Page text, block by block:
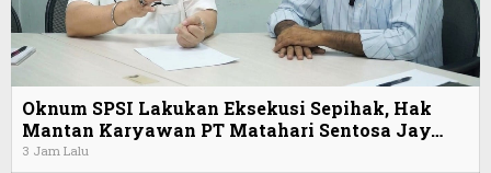
Oknum SPSI Lakukan Eksekusi Sepihak, Hak
Mantan Karyawan PT Matahari Sentosa Jay…
3 Jam Lalu